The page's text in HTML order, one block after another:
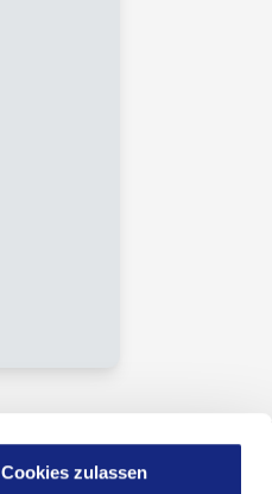
Cookies zulassen